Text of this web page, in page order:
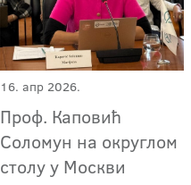
16. апр 2026.
Проф. Каповић
Соломун на округлом
столу у Москви